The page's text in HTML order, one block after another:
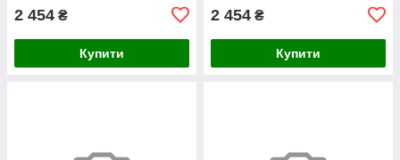
2 454 ₴
Купити
2 454 ₴
Купити